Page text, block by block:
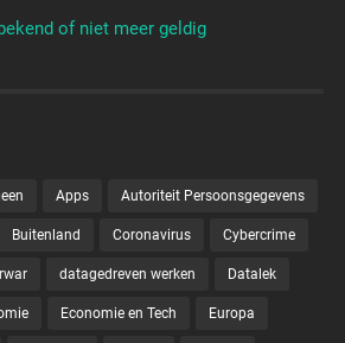
of niet meer geldig
Apps Autoriteit Persoonsgegevens
Buitenland Coronavirus Cybercrime
datagedreven werken Datalek
Economie en Tech Europa